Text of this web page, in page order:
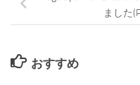
ました
おすすめ